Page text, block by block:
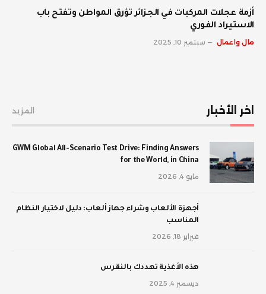
أزمة عجلات المركبات في الجزائر تؤرق المواطن وتفتح باب
الاستيراد الفوري
مال واعمال سبتمبر 10, 2025
اخر الأخبار المزيد
GWM Global All-Scenario Test Drive: Finding Answers
for the World, in China
مايو 4, 2026
أجهزة الألعاب وشراء جهاز ألعاب: دليل لاختيار النظام
المناسب
فبراير 18, 2026
‫هذه الأغذية تهددك بالنقرس
ديسمبر 4, 2025